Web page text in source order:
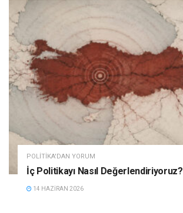
POLITIKA'DAN YORUM
İç Politikayı Nasıl Değerlendiriyoruz?
14 HAZIRAN 2026